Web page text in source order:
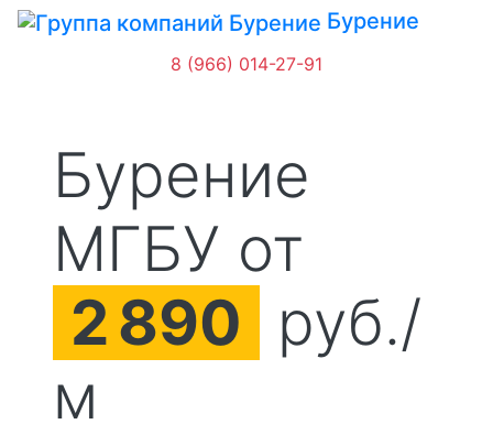
Бурение
8 (966) 014-27-91
Бурение
МГБУ от
2890 руб./
м